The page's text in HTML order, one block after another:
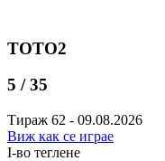
ТОТО2
5 / 35
Тираж 62 - 09.08.2026
Виж как се играе
I-во теглене